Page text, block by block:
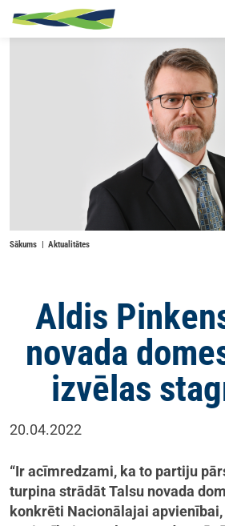
Skip to main content
Sākums Aktualitātes
Aldis
novada
izvēlas
20.04.2022
“Ir acīmredzami, ka to partiju
turpina strādāt Talsu novada
konkrēti Nacionālajai